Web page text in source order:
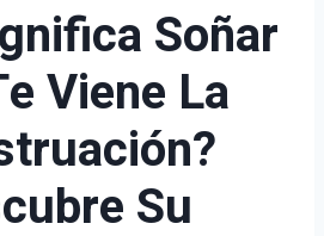
Soñar
Viene La
Su